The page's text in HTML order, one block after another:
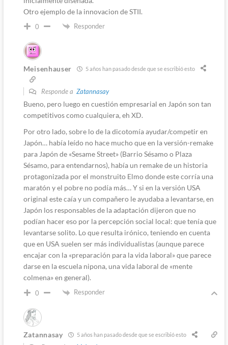
Otro ejemplo de la innovacion de STII.
0 Responder
Meisenhauser 5 años han pasado desde que se escribió esto
Responde a Zatannasay
Bueno, pero luego en cuestión empresarial en Japón son tan
competitivos como cualquiera, eh XD.
Por otro lado, sobre lo de la dicotomía ayudar/competir en
Japón… había leído no hace mucho que en la versión-remake
para Japón de «Sesame Street» (Barrio Sésamo o Plaza
Sésamo, para entendarnos), había un remake de un historia
protagonizada por el monstruito Elmo donde este corría una
maratón y el pobre no podía más… Y si en la versión USA
original este caía y un compañero le ayudaba a levantarse, en
Japón los responsables de la adaptación dijeron que no
podían hacer eso por la percepción social local: que tenía que
levantarse solito. Lo que resulta irónico, teniendo en cuenta
que en USA suelen ser más individualistas (aunque parece
encajar con la «preparación para la vida laboral» que parece
darse en la escuela nipona, una vida laboral de «mente
colmena» en general).
0 Responder
Zatannasay 5 años han pasado desde que se escribió esto